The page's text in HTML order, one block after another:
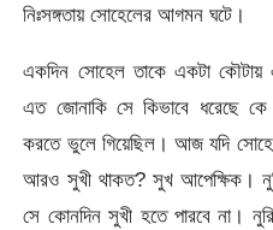
নিঃসঙ্গতায় সোহেলের আগমন ঘটে।
একদিন সোহেল তাকে একটা কৌটায়
এত জোনাকি সে কিভাবে ধরেছে কে
করতে ভুলে গিয়েছিল। আজ যদি
আরও সুখী থাকত? সুখ আপেক্ষিক।
সে কোনদিন সুখী হতে পারবে না।